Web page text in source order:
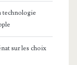
technologie
sur les choix